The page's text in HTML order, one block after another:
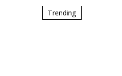
Trending